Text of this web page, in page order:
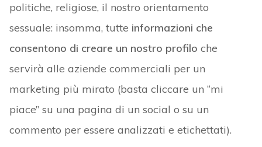
politiche, religiose, il nostro orientamento
sessuale: insomma, tutte informazioni che
consentono di creare un nostro profilo che
servirà alle aziende commerciali per un
marketing più mirato (basta cliccare un “mi
piace” su una pagina di un social o su un
commento per essere analizzati e etichettati).